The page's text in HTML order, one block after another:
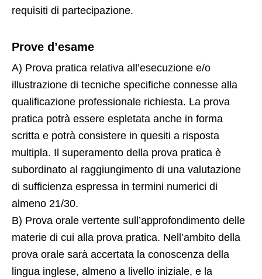
requisiti di partecipazione.
Prove d’esame
A) Prova pratica relativa all’esecuzione e/o
illustrazione di tecniche specifiche connesse alla
qualificazione professionale richiesta. La prova
pratica potrà essere espletata anche in forma
scritta e potrà consistere in quesiti a risposta
multipla. Il superamento della prova pratica è
subordinato al raggiungimento di una valutazione
di sufficienza espressa in termini numerici di
almeno 21/30.
B) Prova orale vertente sull’approfondimento delle
materie di cui alla prova pratica. Nell’ambito della
prova orale sarà accertata la conoscenza della
lingua inglese, almeno a livello iniziale, e la